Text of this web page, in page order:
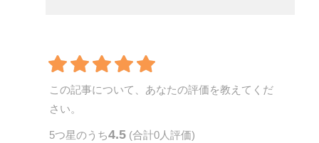
この記事について、あなたの評価を教えてくだ
さい。
5つ星のうち4.5 (合計0 人評価)